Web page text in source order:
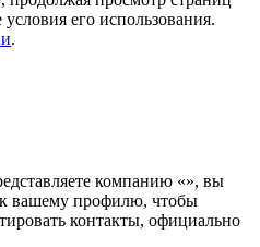
его использования.
.
компанию «», вы
вашему профилю, чтобы
контакты, официально